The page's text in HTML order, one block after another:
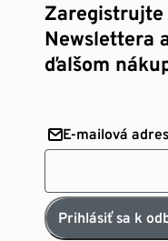
Zaregistrujte
Newslettera
ďalšom
E-mailová
Prihlásiť sa k